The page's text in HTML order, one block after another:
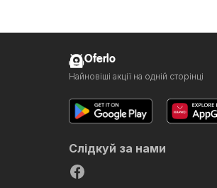
Oferlo
Найновіші акції на одній сторінці
Слідкуй за нами